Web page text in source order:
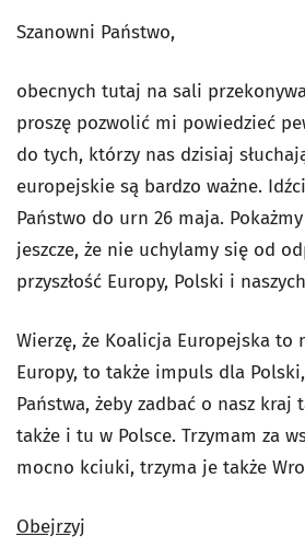
Szanowni Państwo,
obecnych tutaj na sali
proszę pozwolić mi powiedzieć
do tych, którzy nas dzisiaj
europejskie są bardzo ważne.
Państwo do urn 26 maja.
jeszcze, że nie uchylamy się od
przyszłość Europy, Polski i
Wierzę, że Koalicja Europejska to
Europy, to także impuls dla
Państwa, żeby zadbać o nasz kraj
także i tu w Polsce. Trzymam za
mocno kciuki, trzyma je także
Obejrzyj